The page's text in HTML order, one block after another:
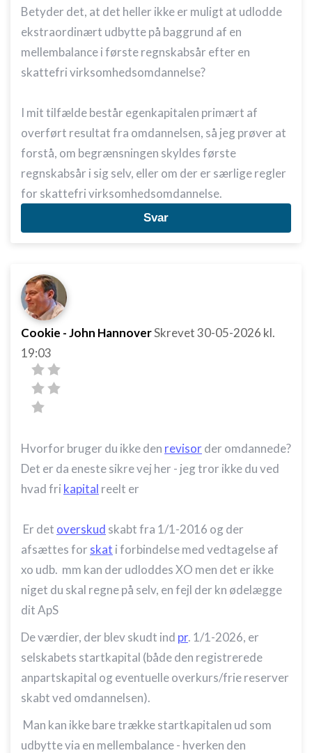
Betyder det, at det heller ikke er muligt at udlodde
ekstraordinært udbytte på baggrund af en
mellembalance i første regnskabsår efter en
skattefri virksomhedsomdannelse?
I mit tilfælde består egenkapitalen primært af
overført resultat fra omdannelsen, så jeg prøver at
forstå, om begrænsningen skyldes første
regnskabsår i sig selv, eller om der er særlige regler
for skattefri virksomhedsomdannelse.
Svar
Cookie - John HannoverSkrevet30-05-2026 kl.
19:03
Hvorfor bruger du ikke den revisorder omdannede?
Det er da eneste sikre vej her - jeg tror ikke du ved
hvad fri kapital reelt er
Er det overskud skabt fra 1/1-2016 og der
afsættes for skat i forbindelse med vedtagelse af
xo udb. mm kan der udloddes XO men det er ikke
niget du skal regne på selv, en fejl der kn ødelægge
dit ApS
De værdier, der blev skudt ind pr. 1/1-2026, er
selskabets startkapital (både den registrerede
anpartskapital og eventuelle overkurs/frie reserver
skabt ved omdannelsen).
Man kan ikkebare trække startkapitalen ud som
udbytte via en mellembalance - hverken den